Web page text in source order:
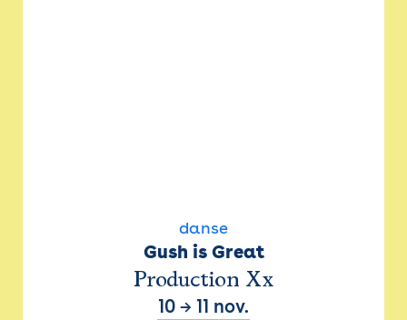
danse
Gush is Great
Production Xx
10 → 11 nov.